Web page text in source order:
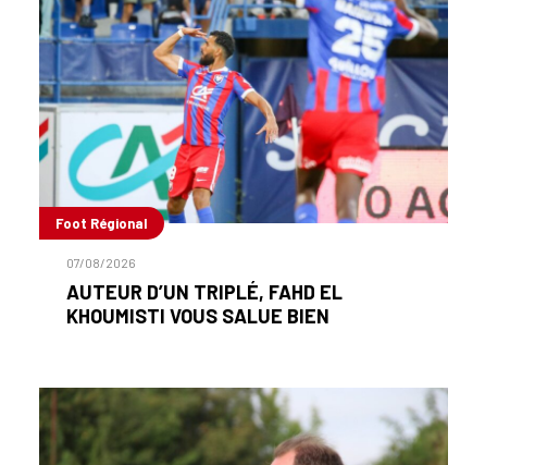
Foot Régional
07/08/2026
AUTEUR D’UN TRIPLÉ, FAHD EL
KHOUMISTI VOUS SALUE BIEN